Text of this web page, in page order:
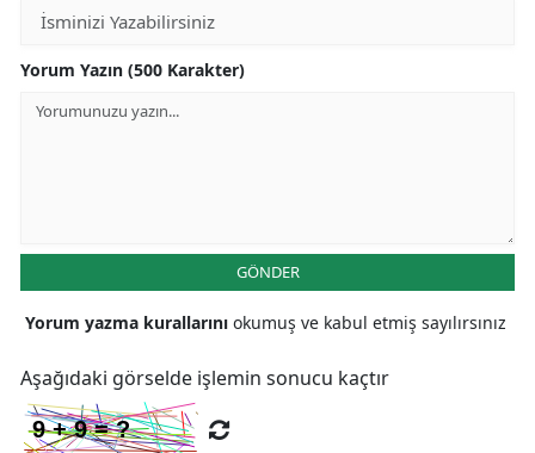
Yorum Yazın (500 Karakter)
GÖNDER
Yorum yazma kurallarını okumuş ve kabul etmiş sayılırsınız
Aşağıdaki görselde işlemin sonucu kaçtır